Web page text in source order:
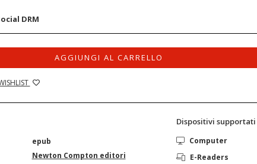
DRM
AGGIUNGI AL CARRELLO
epub
Newton Compton editori
Dispositivi supportati
Computer
E-Readers